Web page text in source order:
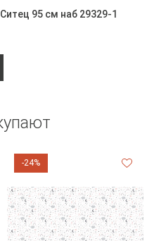
95 см наб 29329-1
-24%